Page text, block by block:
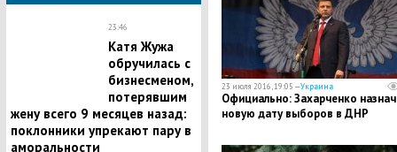
23:46
Катя Жужа
обручилась с
бизнесменом,
потерявшим
жену всего 9 месяцев назад:
поклонники упрекают пару в
аморальности
23 июля 2016, 19:05 —Украина
Официально: Захарченко
новую дату выборов в ДНР